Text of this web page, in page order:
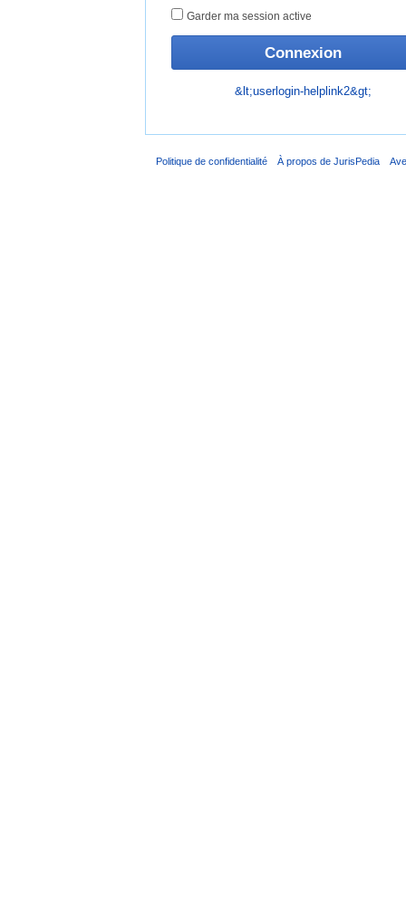
Garder ma session active
&lt;userlogin-helplink2&gt;
Politique de confidentialité À propos de JurisPedia